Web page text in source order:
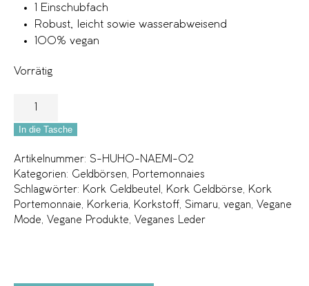
1 Einschubfach
Robust, leicht sowie wasserabweisend
100% vegan
Vorrätig
In die Tasche
Artikelnummer: S-HUHO-NAEMI-02
Kategorien: Geldbörsen, Portemonnaies
Schlagwörter: Kork Geldbeutel , Kork Geldbörse, Kork
Portemonnaie, Korkeria, Korkstoff, Simaru, vegan, Vegane
Mode, Vegane Produkte, Veganes Leder